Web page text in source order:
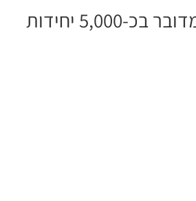
מדובר בכ-8,000 יחידות דיור, ובבית שמש ובבאר שבע מדובר בכ-5,000 יחידות